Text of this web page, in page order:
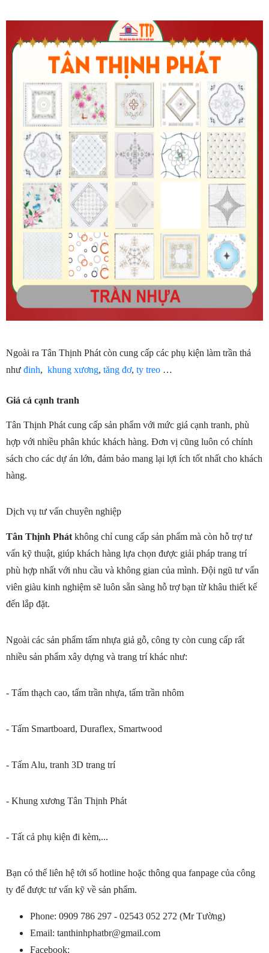
Ngoài ra Tân Thịnh Phát còn cung cấp các phụ kiện làm trần thả
như đinh, khung xương, tăng đơ, ty treo …
Giá cả cạnh tranh
Tân Thịnh Phát cung cấp sản phẩm với mức giá cạnh tranh, phù
hợp với nhiều phân khúc khách hàng. Đơn vị cũng luôn có chính
sách cho các dự án lớn, đảm bảo mang lại lợi ích tốt nhất cho khách
hàng.
Dịch vụ tư vấn chuyên nghiệp
Tân Thịnh Phát không chỉ cung cấp sản phẩm mà còn hỗ trợ tư
vấn kỹ thuật, giúp khách hàng lựa chọn được giải pháp trang trí
phù hợp nhất với nhu cầu và không gian của mình. Đội ngũ tư vấn
viên giàu kinh nghiệm sẽ luôn sẵn sàng hỗ trợ bạn từ khâu thiết kế
đến lắp đặt.
Ngoài các sản phẩm tấm nhựa giả gỗ, công ty còn cung cấp rất
nhiều sản phẩm xây dựng và trang trí khác như:
- Tấm thạch cao, tấm trần nhựa, tấm trần nhôm
- Tấm Smartboard, Duraflex, Smartwood
- Tấm Alu, tranh 3D trang trí
- Khung xương Tân Thịnh Phát
- Tất cả phụ kiện đi kèm,...
Bạn có thể liên hệ tới số hotline hoặc thông qua fanpage của công
ty để được tư vấn kỹ về sản phẩm.
Phone: 0909 786 297 - 02543 052 272 (Mr Tường)
Email: tanthinhphatbr@gmail.com
Facebook: